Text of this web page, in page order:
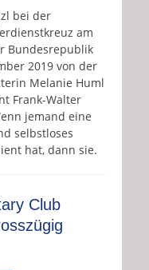
bei der
am
Bundesrepublik
2019 von der
Melanie Huml
Frank-Walter
jemand eine
selbstloses
hat, dann sie.
Club